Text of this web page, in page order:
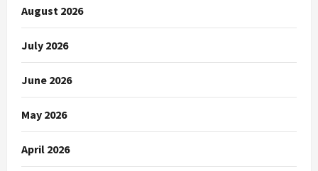
August 2026
July 2026
June 2026
May 2026
April 2026